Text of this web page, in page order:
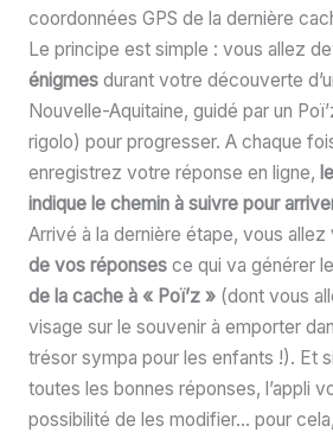
coordonnées GPS de la dernière
Le principe est simple : vous allez
énigmesdurant votre découverte
Nouvelle-Aquitaine, guidé par un
rigolo) pour progresser. A chaque
enregistrez votre réponse en ligne,
indique le chemin à suivre pour
Arrivé à la dernière étape, vous allez
de vos réponsesce qui va générer
de la cache à « Poï’z »(dont vous
visage sur le souvenir à emporter
trésor sympa pour les enfants !). Et
toutes les bonnes réponses, l’appli
possibilité de les modifier… pour